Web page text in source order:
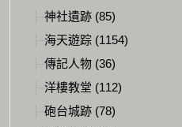
神社遺跡 (85)
海天遊踪 (1154)
傳記人物 (36)
洋樓教堂 (112)
砲台城跡 (78)